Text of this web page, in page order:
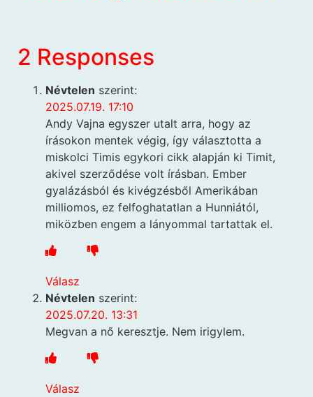
2 Responses
Névtelen szerint:
2025.07.19. 17:10
Andy Vajna egyszer utalt arra, hogy az
írásokon mentek végig, így választotta a
miskolci Timis egykori cikk alapján ki Timit,
akivel szerződése volt írásban. Ember
gyalázásból és kivégzésből Amerikában
milliomos, ez felfoghatatlan a Hunniától,
miközben engem a lányommal tartattak el.
Válasz
Névtelen szerint:
2025.07.20. 13:31
Megvan a nő keresztje. Nem irigylem.
Válasz